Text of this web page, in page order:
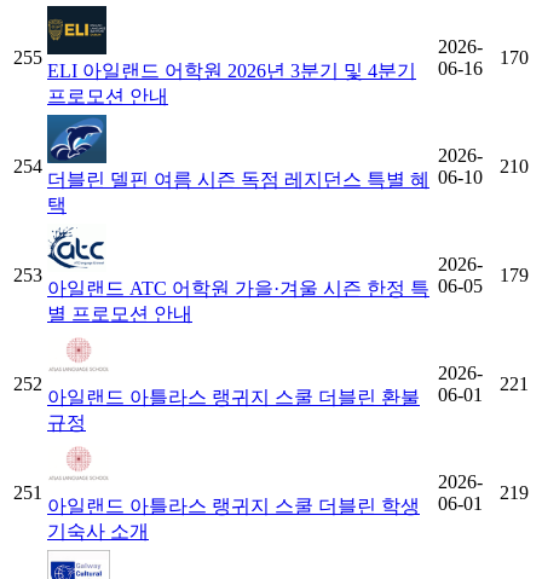
255
ELI 아일랜드 어학원 2026년 3분기 및 4분기
프로모션 안내
2026-
06-16
170
254
더블린 델핀 여름 시즌 독점 레지던스 특별 혜
택
2026-
06-10
210
253
아일랜드 ATC 어학원 가을·겨울 시즌 한정 특
별 프로모션 안내
2026-
06-05
179
252
아일랜드 아틀라스 랭귀지 스쿨 더블린 환불
규정
2026-
06-01
221
251
아일랜드 아틀라스 랭귀지 스쿨 더블린 학생
기숙사 소개
2026-
06-01
219